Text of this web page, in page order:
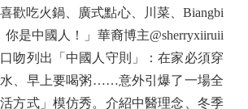
吃火鍋、廣式點心、川菜、Biangbi
是中國人！」華裔博主@sherryxiiruii
吻列出「中國人守則」：在家必須穿
、早上要喝粥……意外引爆了一場全
方式」模仿秀。介紹中醫理念、冬季